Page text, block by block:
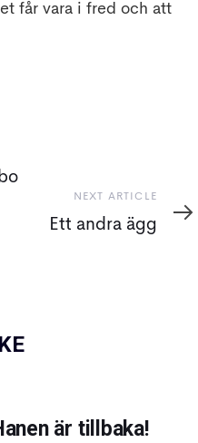
får vara i fred och att
Next
Article
NEXT ARTICLE
Ett andra ägg
är tillbaka!